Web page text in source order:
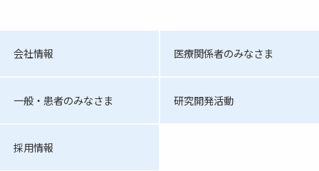
会社情報 医療関係者のみなさま
一般・患者のみなさま 研究開発活動
採用情報